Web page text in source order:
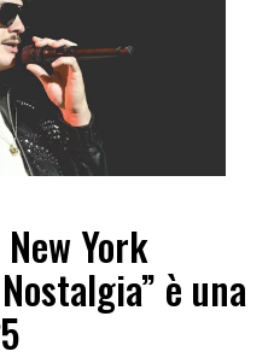
York
è una